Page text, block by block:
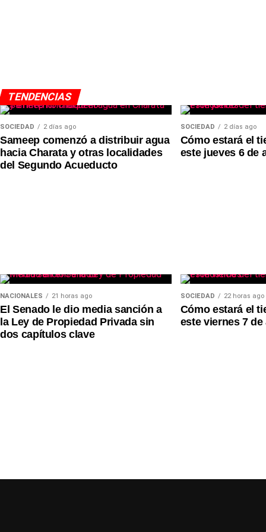
TENDENCIAS
SOCIEDAD 2 días ago
Sameep comenzó a distribuir agua
hacia Charata y otras localidades
del Segundo Acueducto
SOCIEDAD 2 días ago
Cómo estará el
este jueves 6 de
NACIONALES 21 horas ago
El Senado le dio media sanción a
la Ley de Propiedad Privada sin
dos capítulos clave
SOCIEDAD 22 horas ago
Cómo estará el
este viernes 7